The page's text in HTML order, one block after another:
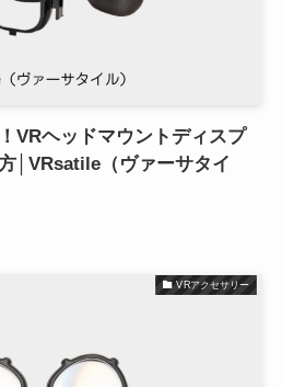
VRヘッドマウントディスプ
│VRsatile（ヴァーサタイ
VRアクセサリー